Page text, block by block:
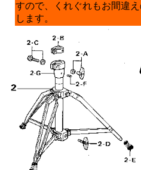
すので、くれぐれもお間違
します。